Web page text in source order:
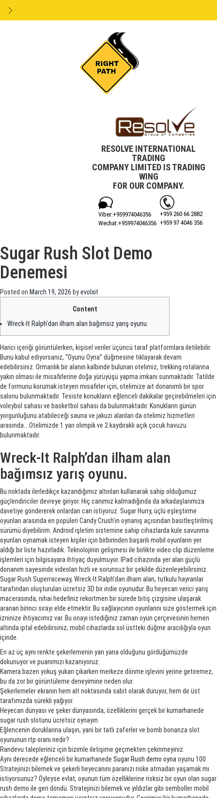
RESOLVE INTERNATIONAL
TRADING
COMPANY LIMITED IS TRADING
WING
FOR OUR COMPANY.
+959 260 66 2882
+959 97 4046 356
Viber:+‎959974046356
Wechat:+‎959974046356
Sugar Rush Slot Demo
Denemesi
Posted on March 19, 2026 byevolxit
Content
Wreck-It Ralph’dan ilham alan bağımsız yarış oyunu.
Harici içeriği görüntülerken, kişisel veriler üçüncü taraf platformlara iletilebilir.
Bunu kabul ediyorsanız, “Oyunu Oyna” düğmesine tıklayarak devam
edebilirsiniz. Ormanlık bir alanın kalbinde bulunan otelimiz, trekking rotalarına
yakın olması ile misafirlerine doğa yürüyüşü yapma imkanı sunmaktadır. Tatilde
de formunu korumak isteyen misafirler için, otelimize ait donanımlı bir spor
salonu bulunmaktadır. Tesiste konukların eğlenceli dakikalar geçirebilmeleri için
voleybol sahası ve basketbol sahası da bulunmaktadır. Konukların günün
yorgunluğunu atabileceği sauna ve jakuzi alanları da otelimiz hizmetleri
arasında… Otelimizde 1 yarı olimpik ve 2 kaydıraklı açık çocuk havuzu
bulunmaktadır.
Wreck-It Ralph’dan ilham alan
bağımsız yarış oyunu.
Bu noktada ilerledikçe kazandığımız altınları kullanarak sahip olduğumuz
güçlendiriciler devreye giriyor. Hiç canımız kalmadığında da arkadaşlarımıza
davetiye göndererek onlardan can istiyoruz. Sugar Hurry, üçlü eşleştirme
oyunları arasında en popüleri Candy Crush’ın oynanış açısından basitleştirilmiş
sürümü diyebilirim. Android işletim sistemine sahip cihazlarda kule savunma
oyunları oynamak isteyen kişiler için birbirinden başarılı mobil oyunların yer
aldığı bir liste hazırladık. Teknolojinin gelişmesi ile birlikte video clip düzenleme
işlemleri için bilgisayara ihtiyaç duyulmuyor. IPad cihazında yer alan güçlü
donanım sayesinde videoları hızlı ve sorunsuz bir şekilde düzenleyebilirsiniz.
Sugar Rush Superraceway, Wreck-It Ralph’dan ilham alan, tutkulu hayranlar
tarafından oluşturulan ücretsiz 3D bir indie oyunudur. Bu heyecan verici yarış
macerasında, nihai hedefiniz rekortmen bir sürede bitiş çizgisine ulaşarak
aranan birinci sırayı elde etmektir. Bu sağlayıcının oyunlarını size göstermek için
izninize ihtiyacımız var. Bu onayı istediğiniz zaman oyun çerçevesinin hemen
altında iptal edebilirsiniz; mobil cihazlarda sol üstteki düğme aracılığıyla oyun
içinde.
En az üç aynı renkte şekerlemenin yan yana olduğunu gördüğümüzde
dokunuyor ve puanımızı kazanıyoruz.
Kamera bazen yokuş yukarı çıkarken merkeze dönme işlevini yerine getiremez,
bu da zor bir görüntüleme deneyimine neden olur.
Şekerlemeler ekranın hem alt noktasında sabit olarak duruyor, hem de üst
tarafımızda sürekli yağıyor.
Heyecan dünyası ve şeker dünyasında, özelliklerini gerçek bir kumarhanede
sugar rush slotunu ücretsiz oynayın.
Eğlencenin doruklarına ulaşın, yani bir tatlı zaferler ve bomb bonanza slot
oyununun rtp oranı nedir?
Randevu talepleriniz için bizimle iletişime geçmekten çekinmeyiniz.
Aynı derecede eğlenceli bir kumarhanede Sugar Rush demo oyna oyunu 100.
Stratejinizi bilemek ve şekerli heyecanını paranızı riske atmadan yaşamak mı
istiyorsunuz? Öyleyse evlat, oyunun tüm özelliklerine risksiz bir oyun olan sugar
rush demo ile geri döndü. Stratejinizi bilemek ve yıldızlar gibi semboller mobil